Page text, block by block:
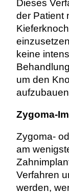
Dieses
der Patient
keine
um den
Zygoma-
Zygoma-
am
Verfahren
werden,